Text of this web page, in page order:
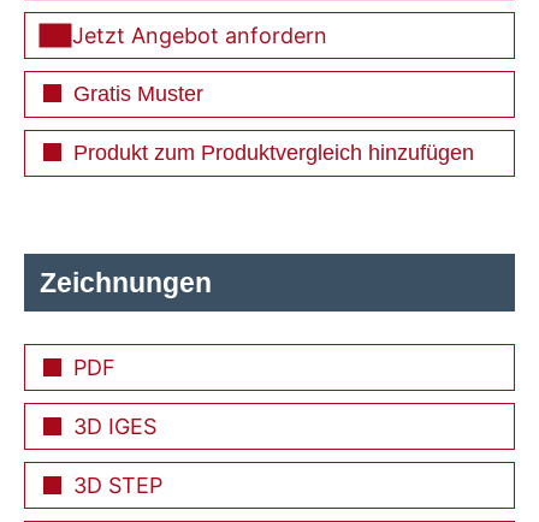
Zeichnungen
PDF
3D IGES
3D STEP
Jetzt Angebot anfordern
Gratis Muster
Produkt zum Produktvergleich hinzufügen